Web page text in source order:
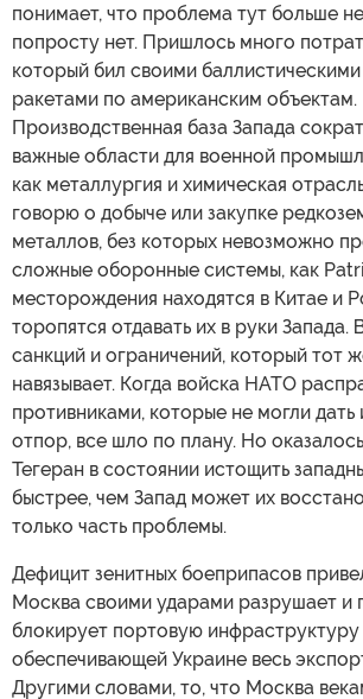
понимает, что проблема тут больше
попросту нет. Пришлось много
который бил своими
ракетами по американским объектам.
Производственная база Запада
важные области для военной
как металлургия и химическая
говорю о добыче или закупке
металлов, без которых невозможно
сложные оборонные системы, как
месторождения находятся в Китае и
торопятся отдавать их в руки Запада.
санкций и ограничений, который тот
навязывает. Когда войска НАТО
противниками, которые не могли
отпор, все шло по плану. Но
Тегеран в состоянии истощить
быстрее, чем Запад может их
только часть проблемы.
Дефицит зенитных боеприпасов
Москва своими ударами разрушает и
блокирует портовую инфраструктуру
обеспечивающей Украине весь
Другими словами, то, что Москва